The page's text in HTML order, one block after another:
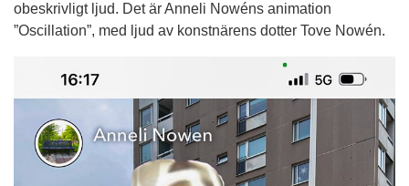
obeskrivligt ljud. Det är Anneli Nowéns animation
”Oscillation”, med ljud av konstnärens dotter Tove Nowén.